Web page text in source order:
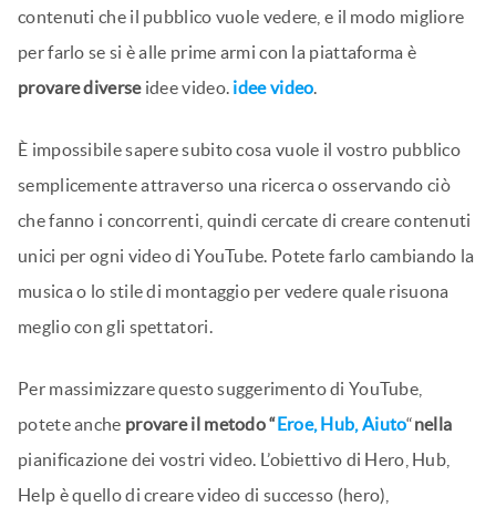
contenuti che il pubblico vuole vedere, e il modo migliore
per farlo se si è alle prime armi con la piattaforma è
provare diverse idee video. idee video.
È impossibile sapere subito cosa vuole il vostro pubblico
semplicemente attraverso una ricerca o osservando ciò
che fanno i concorrenti, quindi cercate di creare contenuti
unici per ogni video di YouTube. Potete farlo cambiando la
musica o lo stile di montaggio per vedere quale risuona
meglio con gli spettatori.
Per massimizzare questo suggerimento di YouTube,
potete anche provare il metodo “Eroe, Hub, Aiuto“nella
pianificazione dei vostri video. L’obiettivo di Hero, Hub,
Help è quello di creare video di successo (hero),